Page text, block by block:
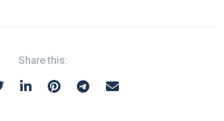
Share this: